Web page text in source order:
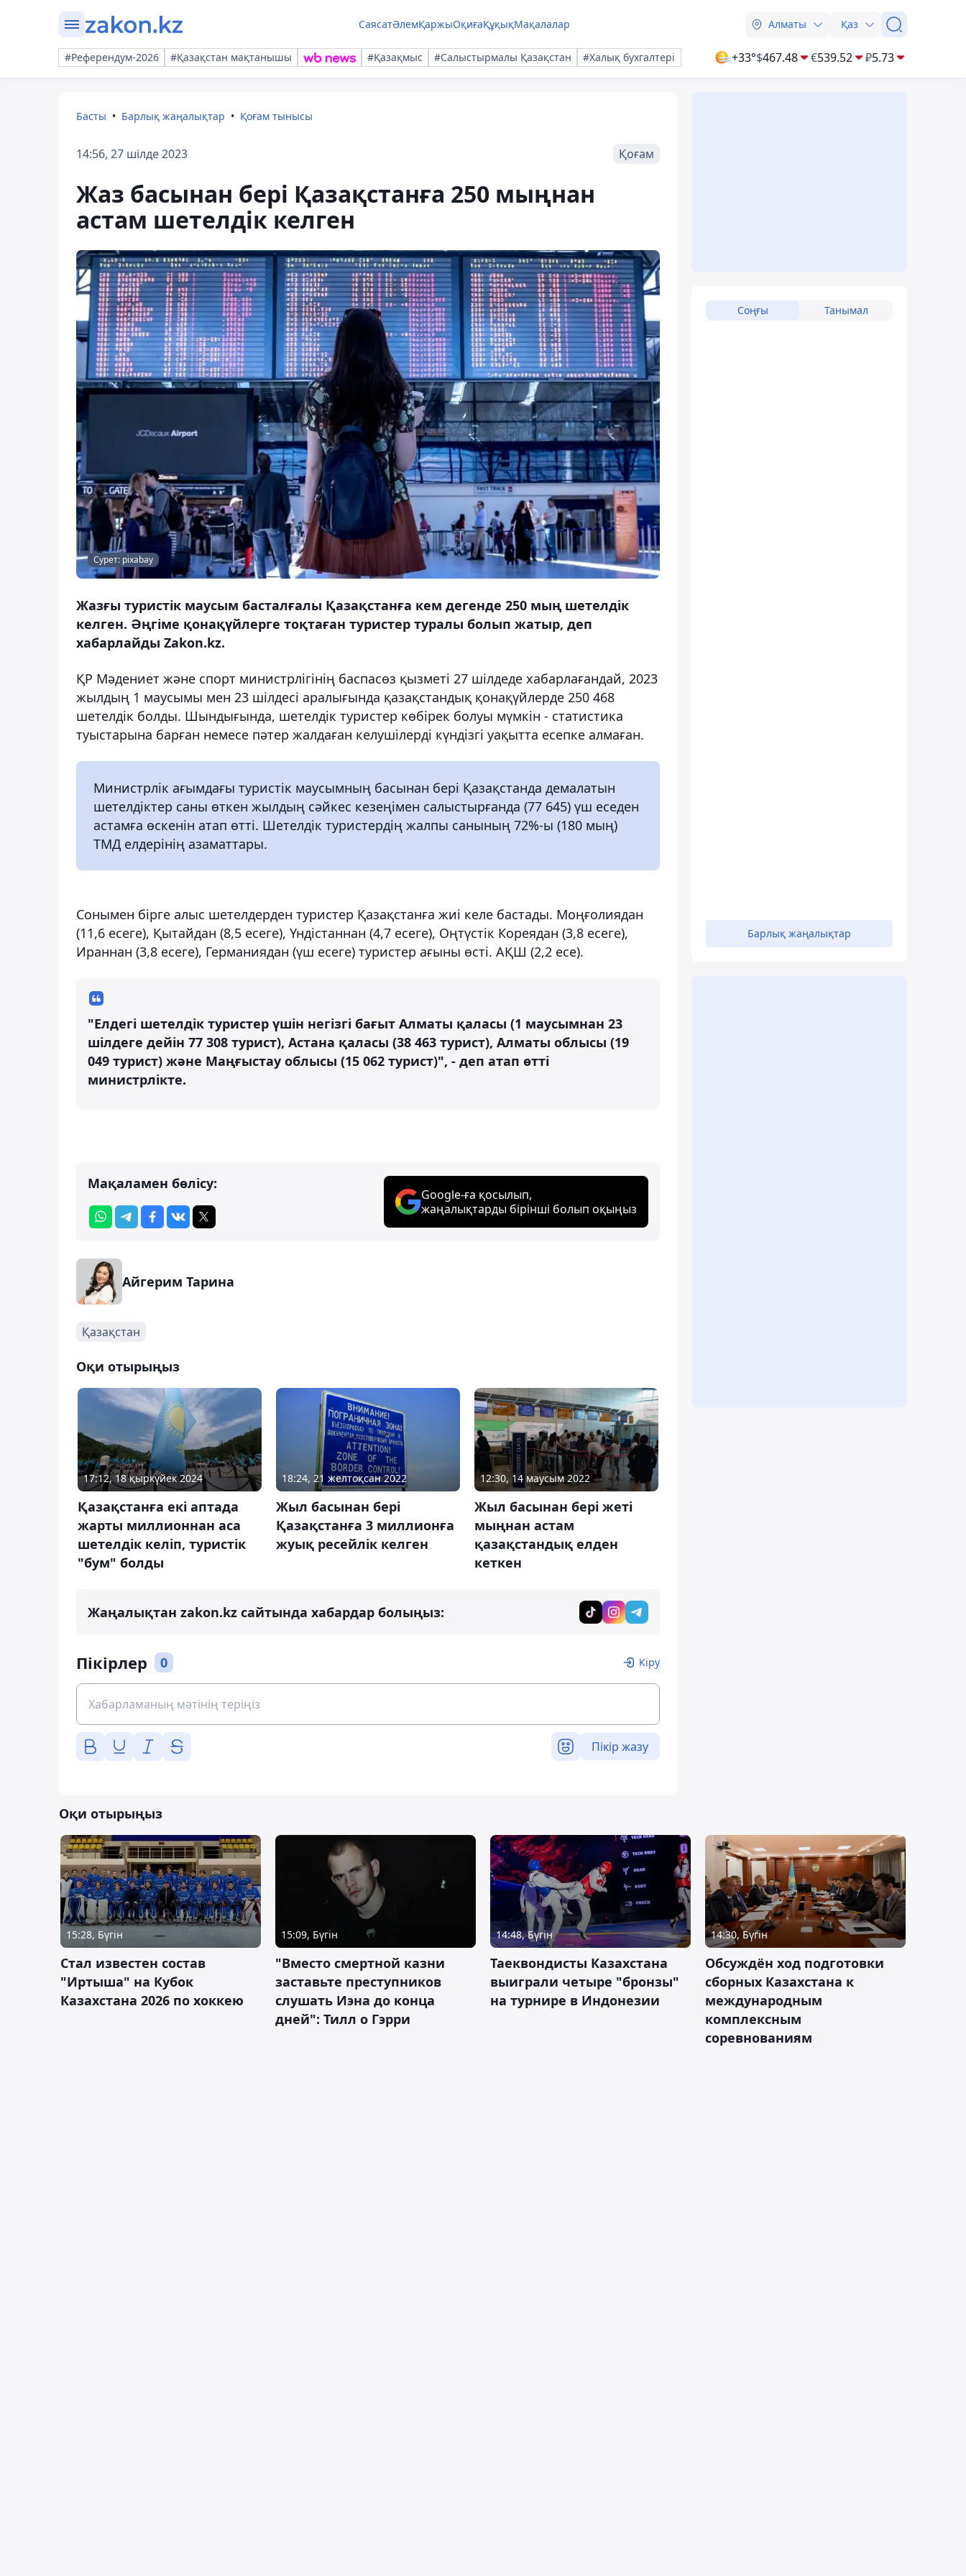
СаясатӘлемҚаржыОқиғаҚұқықМақалалар Алматы Қаз
#Референдум-2026 #Қазақстан мақтанышы #Қазақмыс #Салыстырмалы Қазақстан #Халық бухгалтері +33°$467.48 €539.52 ₽5.73
Басты Барлық жаңалықтар Қоғам тынысы
14:56, 27 шілде 2023 Қоғам
Жаз басынан бері Қазақстанға 250 мыңнан
астам шетелдік келген
Сурет: pixabay
Жазғы туристік маусым басталғалы Қазақстанға кем дегенде 250 мың шетелдік
келген. Әңгіме қонақүйлерге тоқтаған туристер туралы болып жатыр, деп
хабарлайды Zakon.kz.
ҚР Мәдениет және спорт министрлігінің баспасөз қызметі 27 шілдеде хабарлағандай, 2023
жылдың 1 маусымы мен 23 шілдесі аралығында қазақстандық қонақүйлерде 250 468
шетелдік болды. Шындығында, шетелдік туристер көбірек болуы мүмкін - статистика
туыстарына барған немесе пәтер жалдаған келушілерді күндізгі уақытта есепке алмаған.
Министрлік ағымдағы туристік маусымның басынан бері Қазақстанда демалатын
шетелдіктер саны өткен жылдың сәйкес кезеңімен салыстырғанда (77 645) үш еседен
астамға өскенін атап өтті. Шетелдік туристердің жалпы санының 72%-ы (180 мың)
ТМД елдерінің азаматтары.
Сонымен бірге алыс шетелдерден туристер Қазақстанға жиі келе бастады. Моңғолиядан
(11,6 есеге), Қытайдан (8,5 есеге), Үндістаннан (4,7 есеге), Оңтүстік Кореядан (3,8 есеге),
Ираннан (3,8 есеге), Германиядан (үш есеге) туристер ағыны өсті. АҚШ (2,2 есе).
"Елдегі шетелдік туристер үшін негізгі бағыт Алматы қаласы (1 маусымнан 23
шілдеге дейін 77 308 турист), Астана қаласы (38 463 турист), Алматы облысы (19
049 турист) және Маңғыстау облысы (15 062 турист)", - деп атап өтті
министрлікте.
Мақаламен бөлісу:
Google-ға қосылып,
жаңалықтарды бірінші болып оқыңыз
Айгерим Тарина
Қазақстан
Оқи отырыңыз
17:12, 18 қыркүйек 2024
Қазақстанға екі аптада
жарты миллионнан аса
шетелдік келіп, туристік
"бум" болды
18:24, 21 желтоқсан 2022
Жыл басынан бері
Қазақстанға 3 миллионға
жуық ресейлік келген
12:30, 14 маусым 2022
Жыл басынан бері жеті
мыңнан астам
қазақстандық елден
кеткен
Жаңалықтан zakon.kz сайтында хабардар болыңыз:
Пікірлер 0 Кіру
Пікір жазу
Соңғы Танымал
Барлық жаңалықтар
Оқи отырыңыз
15:28, Бүгін
Стал известен состав
"Иртыша" на Кубок
Казахстана 2026 по хоккею
15:09, Бүгін
"Вместо смертной казни
заставьте преступников
слушать Иэна до конца
дней": Тилл о Гэрри
14:48, Бүгін
Таеквондисты Казахстана
выиграли четыре "бронзы"
на турнире в Индонезии
14:30, Бүгін
Обсуждён ход подготовки
сборных Казахстана к
международным
комплексным
соревнованиям